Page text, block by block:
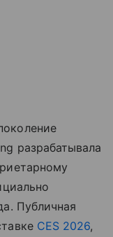
разрабатывала
Публичная
CES 2026,